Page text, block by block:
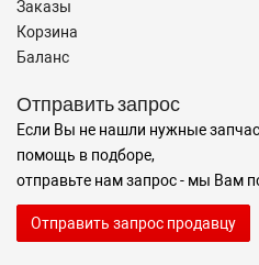
Заказы
Корзина
Баланс
Отправить запрос
Если Вы не нашли нужные
помощь в подборе,
отправьте нам запрос - мы Вам
Отправить запрос продавцу